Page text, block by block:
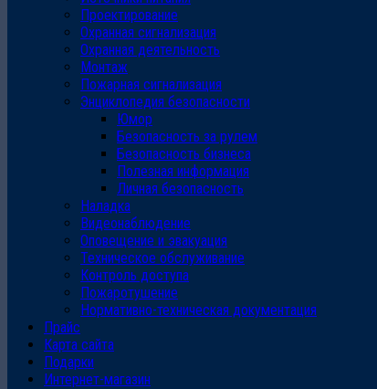
Проектирование
Охранная сигнализация
Охранная деятельность
Монтаж
Пожарная сигнализация
Энциклопедия безопасности
Юмор
Безопасность за рулем
Безопасность бизнеса
Полезная информация
Личная безопасность
Наладка
Видеонаблюдение
Оповещение и эвакуация
Техническое обслуживание
Контроль доступа
Пожаротушение
Нормативно-техническая документация
Прайс
Карта сайта
Подарки
Интернет-магазин